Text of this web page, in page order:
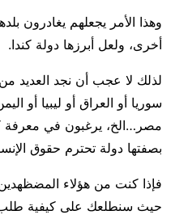
وهذا الأمر يجعلهم يغادرون
أخرى، ولعل أبرزها دولة كندا.
لذلك لا عجب أن نجد العديد
سوريا أو العراق أو ليبيا أو
مصر…الخ، يرغبون في معرفة
بصفتها دولة تحترم حقوق
فإذا كنت من هؤلاء المضظهدين
حيث سنطلعك على كيفية